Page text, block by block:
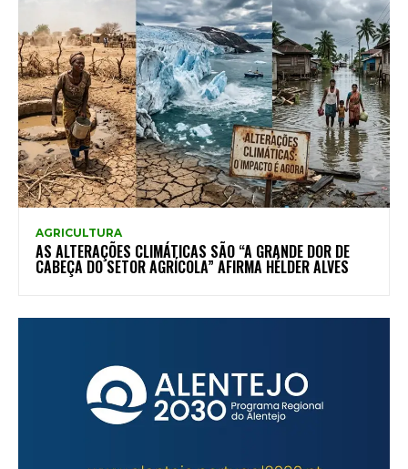
AGRICULTURA
AS ALTERAÇÕES CLIMÁTICAS SÃO “A GRANDE DOR DE
CABEÇA DO SETOR AGRÍCOLA” AFIRMA HÉLDER ALVES